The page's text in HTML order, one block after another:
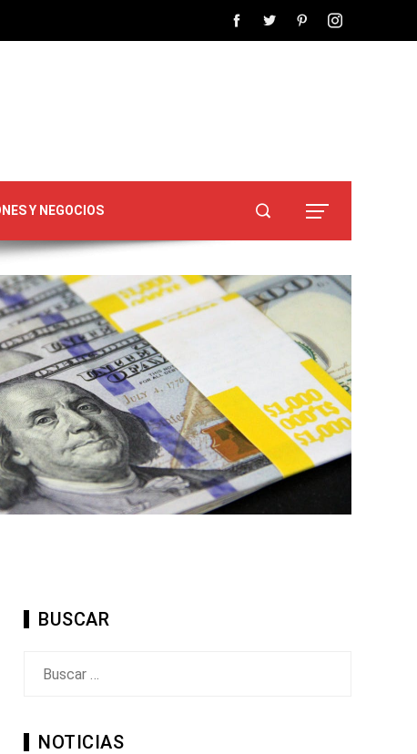
Y NEGOCIOS
BUSCAR
NOTICIAS